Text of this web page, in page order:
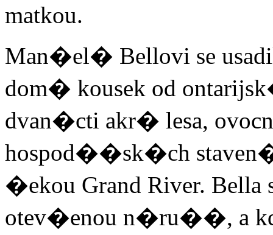
matkou.
Man�el� Bellovi se
dom� kousek od
dvan�cti akr� lesa,
hospod��sk�ch
�ekou Grand River.
otev�enou n�ru��, a